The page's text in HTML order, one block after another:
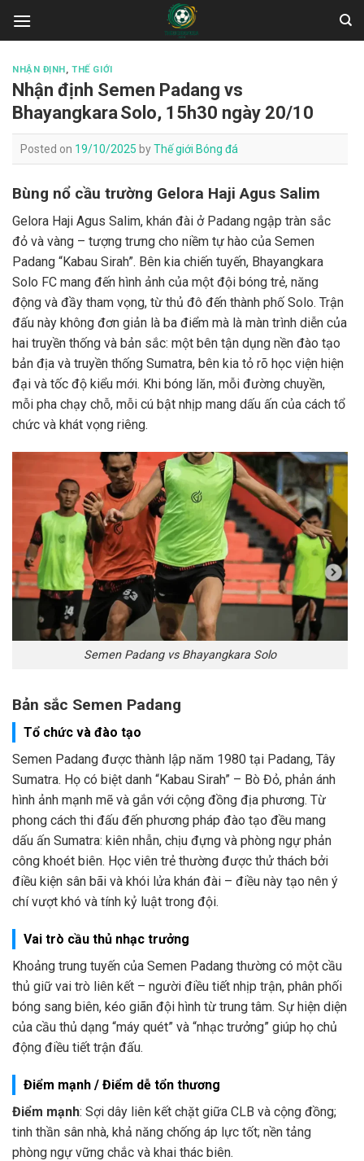
NHẬN ĐỊNH,THẾ GIỚI
Nhận định Semen Padang vs
Bhayangkara Solo, 15h30 ngày 20/10
Posted on 19/10/2025 byThế giới Bóng đá
Bùng nổ cầu trường Gelora Haji Agus Salim
Gelora Haji Agus Salim, khán đài ở Padang ngập tràn sắc
đỏ và vàng – tượng trưng cho niềm tự hào của Semen
Padang “Kabau Sirah”. Bên kia chiến tuyến, Bhayangkara
Solo FC mang đến hình ảnh của một đội bóng trẻ, năng
động và đầy tham vọng, từ thủ đô đến thành phố Solo. Trận
đấu này không đơn giản là ba điểm mà là màn trình diễn của
hai truyền thống và bản sắc: một bên tận dụng nền đào tạo
bản địa và truyền thống Sumatra, bên kia tỏ rõ học viện hiện
đại và tốc độ kiểu mới. Khi bóng lăn, mỗi đường chuyền,
mỗi pha chạy chỗ, mỗi cú bật nhịp mang dấu ấn của cách tổ
chức và khát vọng riêng.
Semen Padang vs Bhayangkara Solo
Bản sắc Semen Padang
Tổ chức và đào tạo
Semen Padang được thành lập năm 1980 tại Padang, Tây
Sumatra. Họ có biệt danh “Kabau Sirah” – Bò Đỏ, phản ánh
hình ảnh mạnh mẽ và gắn với cộng đồng địa phương. Từ
phong cách thi đấu đến phương pháp đào tạo đều mang
dấu ấn Sumatra: kiên nhẫn, chịu đựng và phòng ngự phản
công khoét biên. Học viên trẻ thường được thử thách bởi
điều kiện sân bãi và khói lửa khán đài – điều này tạo nên ý
chí vượt khó và tính kỷ luật trong đội.
Vai trò cầu thủ nhạc trưởng
Khoảng trung tuyến của Semen Padang thường có một cầu
thủ giữ vai trò liên kết – người điều tiết nhịp trận, phân phối
bóng sang biên, kéo giãn đội hình từ trung tâm. Sự hiện diện
của cầu thủ dạng “máy quét” và “nhạc trưởng” giúp họ chủ
động điều tiết trận đấu.
Điểm mạnh / Điểm dễ tổn thương
Điểm mạnh: Sợi dây liên kết chặt giữa CLB và cộng đồng;
tinh thần sân nhà, khả năng chống áp lực tốt; nền tảng
phòng ngự vững chắc và khai thác biên.